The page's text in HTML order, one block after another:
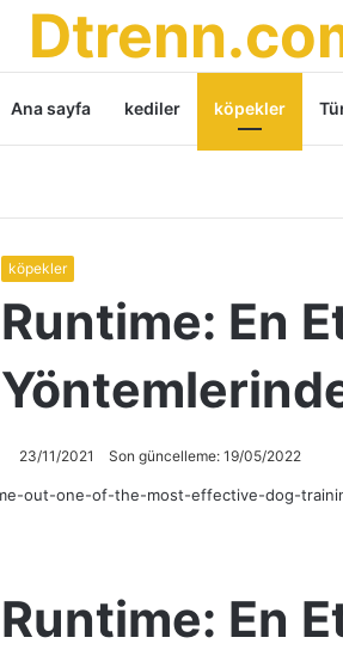
Ana sayfa kediler köpekler
köpekler
Runtime: En
23/11/2021 Son güncelleme: 19/05/2022
Runtime: En